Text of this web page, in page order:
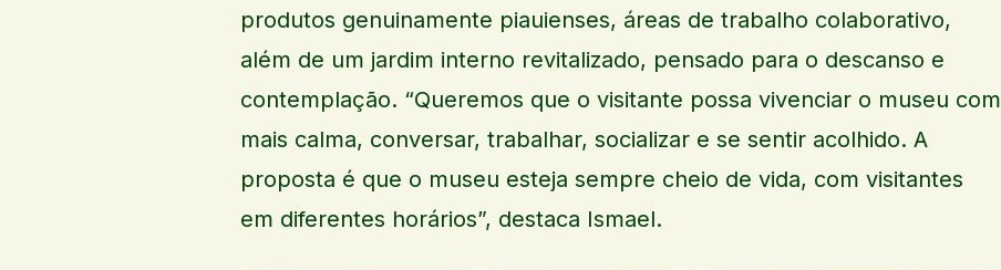
produtos genuinamente piauienses, áreas de trabalho colaborativo,
além de um jardim interno revitalizado, pensado para o descanso e
contemplação. “Queremos que o visitante possa vivenciar o museu com
mais calma, conversar, trabalhar, socializar e se sentir acolhido. A
proposta é que o museu esteja sempre cheio de vida, com visitantes
em diferentes horários”, destaca Ismael.